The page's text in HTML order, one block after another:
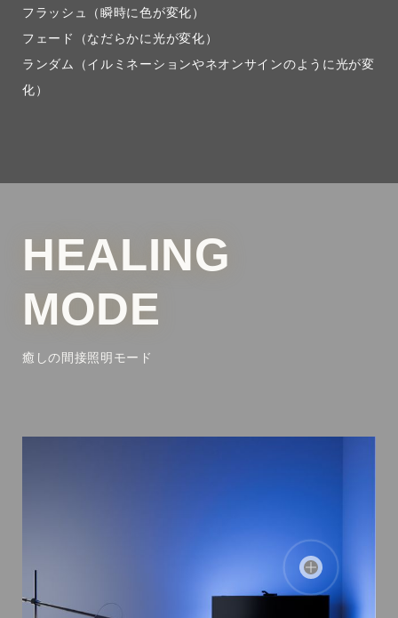
フラッシュ（瞬時に色が変化）
フェード（なだらかに光が変化）
ランダム（イルミネーションやネオンサインのように光が変
化）
HEALING
MODE
癒しの間接照明モード